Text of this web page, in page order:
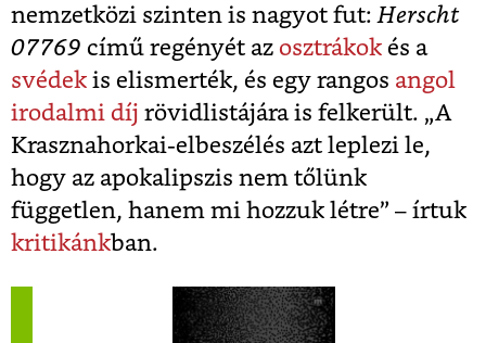
nemzetközi szinten is nagyot fut: Herscht
07769 című regényét az osztrákok és a
svédek is elismerték, és egy rangos angol
irodalmi díj rövidlistájára is felkerült. „A
Krasznahorkai-elbeszélés azt leplezi le,
hogy az apokalipszis nem tőlünk
független, hanem mi hozzuk létre” – írtuk
kritikánkban.